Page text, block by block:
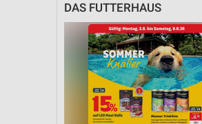
DAS FUTTERHAUS